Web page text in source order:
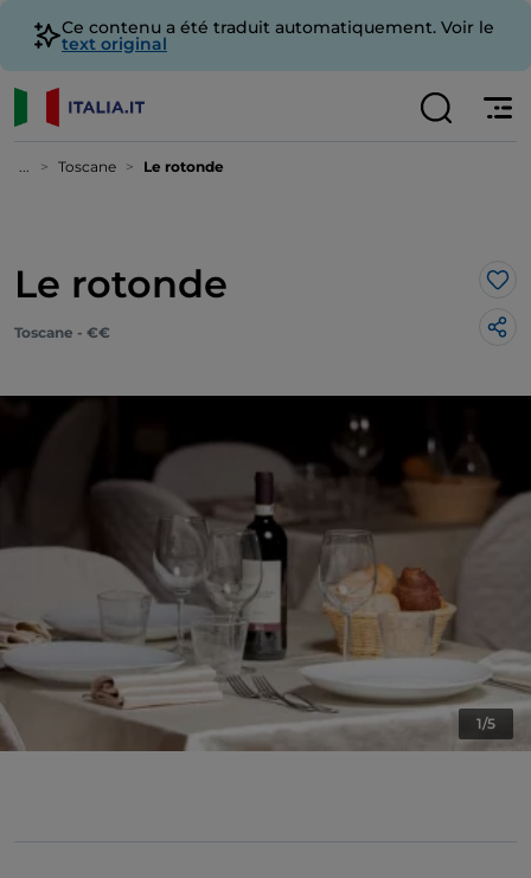
Ce contenu a été traduit automatiquement. Voir le
text original
... Toscane Le rotonde
Le rotonde
Toscane - €€
1/5